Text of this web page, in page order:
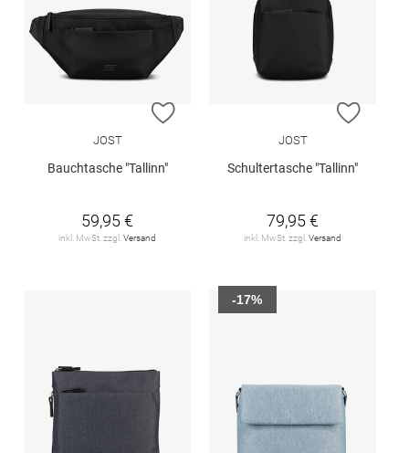
ZUR WUNSCHLISTE HINZUFÜGEN
JOST
Bauchtasche "Tallinn"
59,95 €
inkl. MwSt. zzgl. Versand
ZUR
JOST
Schultertasche "Tallinn"
79,95 €
inkl. MwSt. zzgl. Versand
-17%